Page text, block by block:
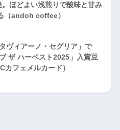
ほどよい浅煎りで酸味と甘み
（andoh coffee）
ヴィアーノ・セグリア」で
ザ ハーベスト2025」入賞豆
カフェメルカード）